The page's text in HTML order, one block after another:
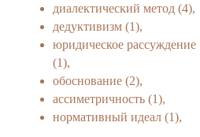
диалектический метод (4),
дедуктивизм (1),
юридическое рассуждение
(1),
обоснование (2),
ассиметричность (1),
нормативный идеал (1),